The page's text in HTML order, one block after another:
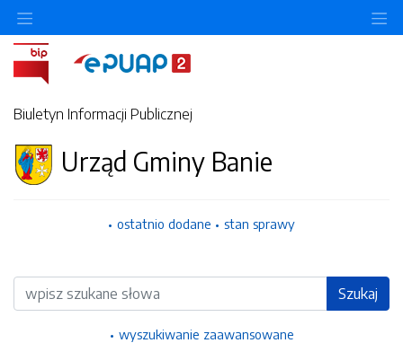
Biuletyn Informacji Publicznej
Urząd Gminy Banie
ostatnio dodane stan sprawy
Wyszukiwarka Szukaj
wyszukiwanie zaawansowane